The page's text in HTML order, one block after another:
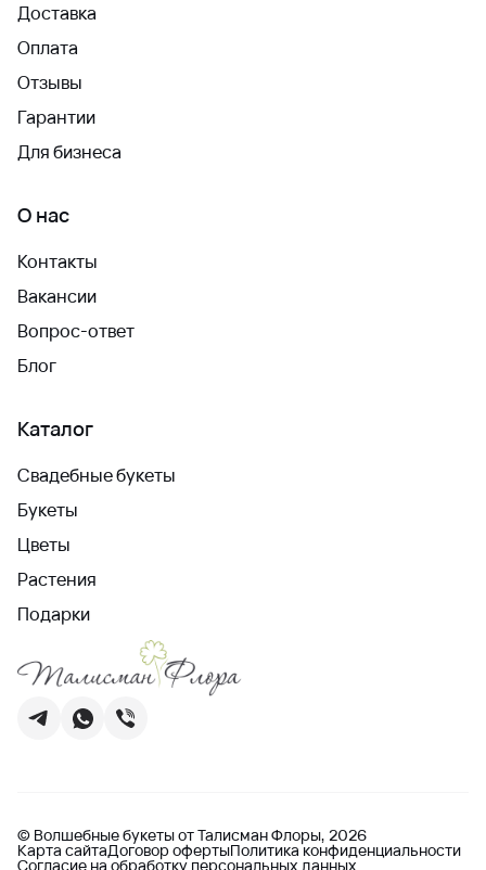
Доставка
Оплата
Отзывы
Гарантии
Для бизнеса
О нас
Контакты
Вакансии
Вопрос-ответ
Блог
Каталог
Свадебные букеты
Букеты
Цветы
Растения
Подарки
© Волшебные букеты от Талисман Флоры, 2026
Карта сайтаДоговор офертыПолитика конфиденциальности
Согласие на обработку персональных данных